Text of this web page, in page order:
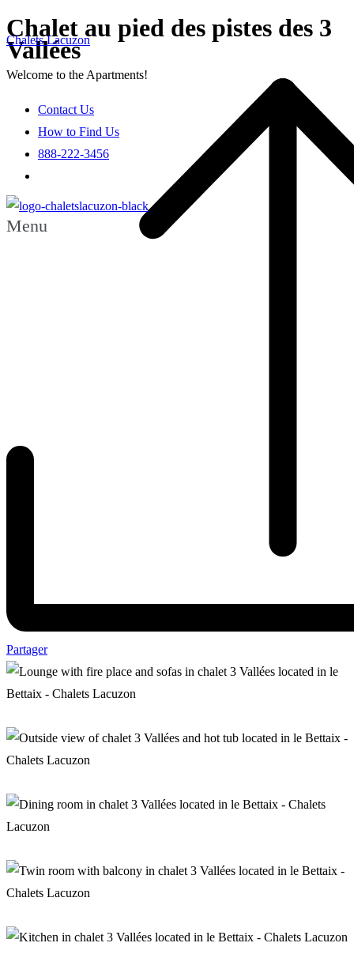
Chalets Lacuzon
Welcome to the Apartments!
Contact Us
How to Find Us
888-222-3456
Menu
Chalet au pied des pistes des 3
Vallées
Partager